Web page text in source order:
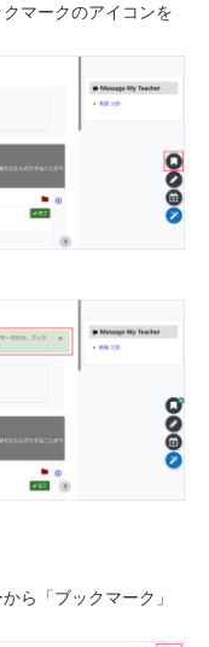
マークのアイコンを
ら「ブックマーク」